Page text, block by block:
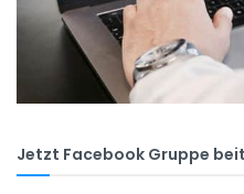
Jetzt Facebook Gruppe